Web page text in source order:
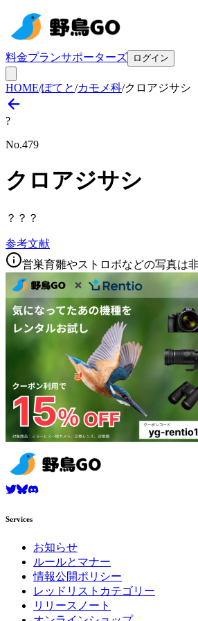
料金プランサポーターズ ログイン
HOME/ぽてと/カモメ科/クロアジサシ
?
No.479
クロアジサシ
？？？
参考文献
営巣育雛やストロボなどの写真は
Services
お知らせ
ルールとマナー
情報公開ポリシー
レッドリストカテゴリー
リリースノート